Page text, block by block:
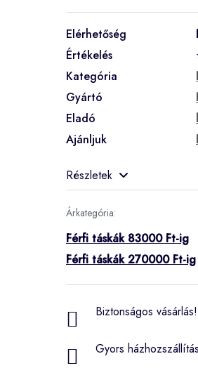
Elérhetőség
Értékelés
Kategória
Gyártó
Eladó
Ajánljuk
Részletek
Árkategória:
Férfi táskák 83000 Ft-ig
Férfi táskák 270000 Ft-ig
Biztonságos
Gyors